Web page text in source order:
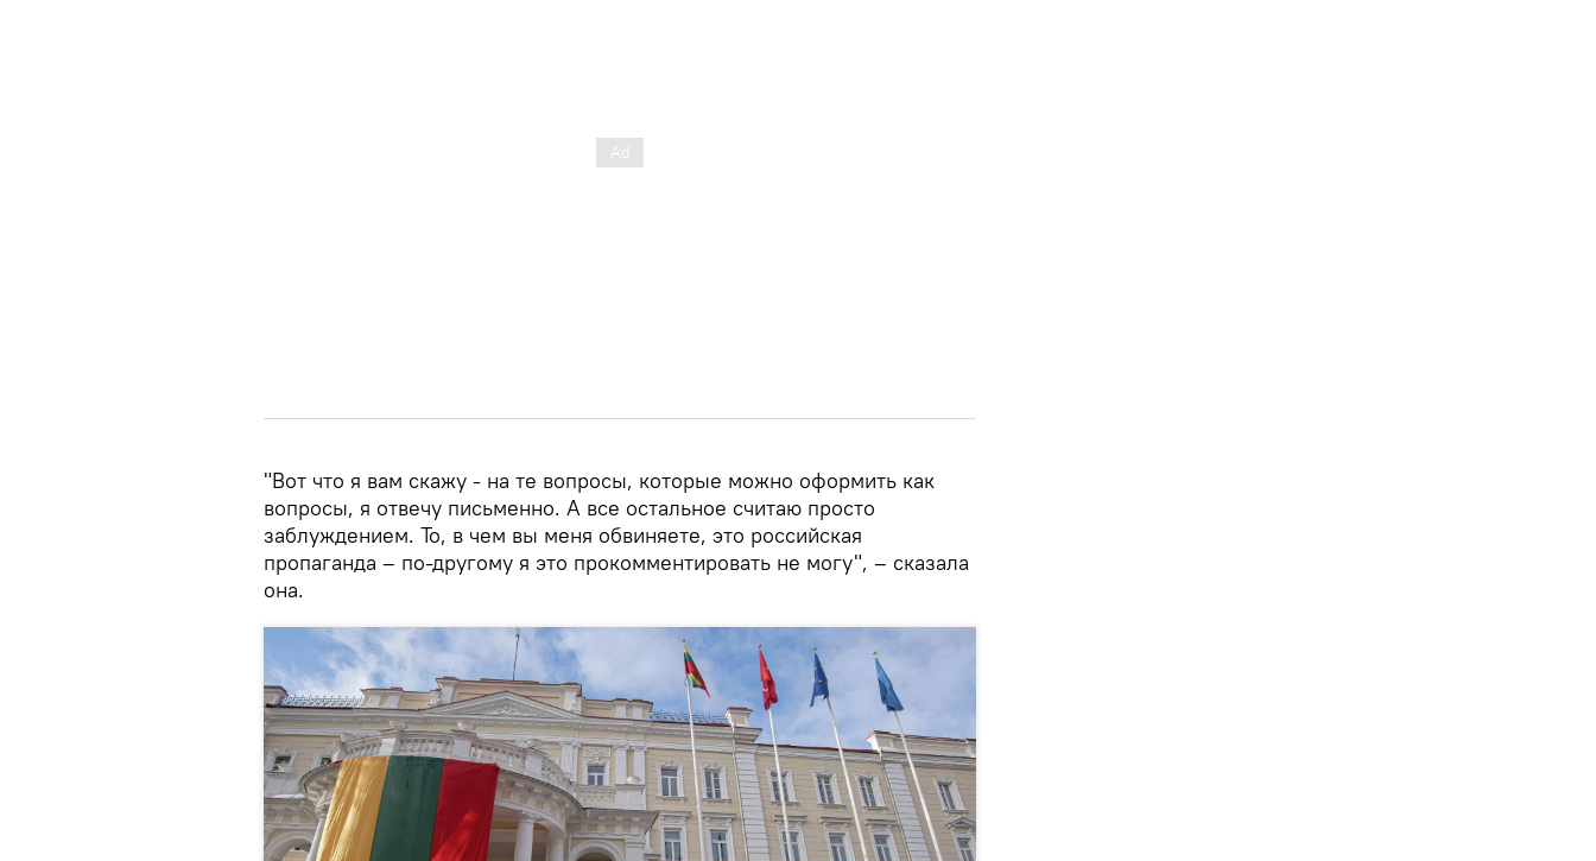
"Вот что я вам скажу - на те вопросы, которые можно оформить как
вопросы, я отвечу письменно. А все остальное считаю просто
заблуждением. То, в чем вы меня обвиняете, это российская
пропаганда – по-другому я это прокомментировать не могу", – сказала
она.